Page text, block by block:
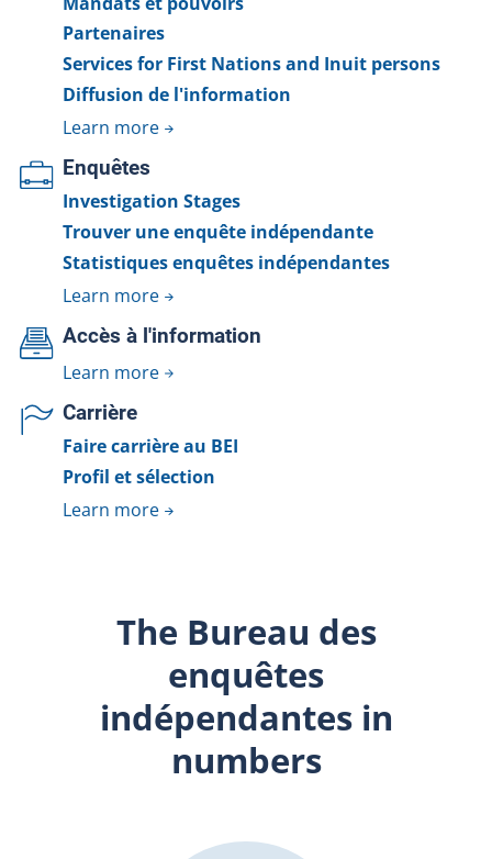
Partenaires
Services for First Nations and Inuit persons
Diffusion de l'information
Learn more
Enquêtes
Investigation Stages
Trouver une enquête indépendante
Statistiques enquêtes indépendantes
Learn more
Accès à l'information
Learn more
Carrière
Faire carrière au BEI
Profil et sélection
Learn more
The Bureau des
enquêtes
indépendantes in
numbers